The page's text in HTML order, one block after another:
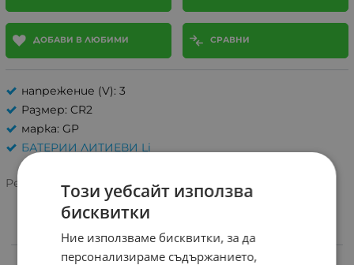
ДОБАВИ В ЛЮБИМИ СРАВНИ
напрежение (V): 3
Размер: CR2
марка: GP
БАТЕРИИ ЛИТИЕВИ Li
Рейтинг:
ИНФОРМАЦИЯ
Този уебсайт използва
бисквитки
Ние използваме бисквитки, за да
персонализираме съдържанието,